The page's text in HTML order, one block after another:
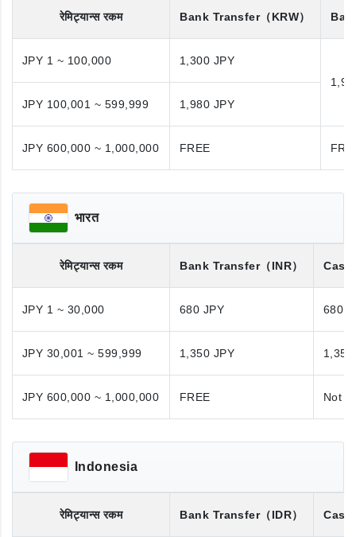
रेमिट्यान्स रकम Bank Transfer（KRW）
JPY 1 ~ 100,000
1,300 JPY
JPY 100,001 ~ 599,999
1,980 JPY
JPY 600,000 ~ 1,000,000 FREE
भारत
रेमिट्यान्स रकम Bank Transfer（INR）
JPY 1 ~ 30,000 680 JPY 680
JPY 30,001 ~ 599,999 1,350 JPY
JPY 600,000 ~ 1,000,000 FREE Not
Indonesia
रेमिट्यान्स रकम Bank Transfer（IDR）